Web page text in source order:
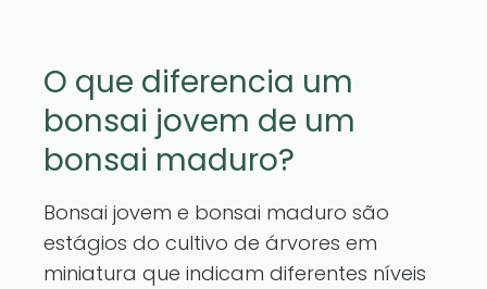
O que diferencia um
bonsai jovem de um
bonsai maduro?
Bonsai jovem e bonsai maduro são
estágios do cultivo de árvores em
miniatura que indicam diferentes níveis